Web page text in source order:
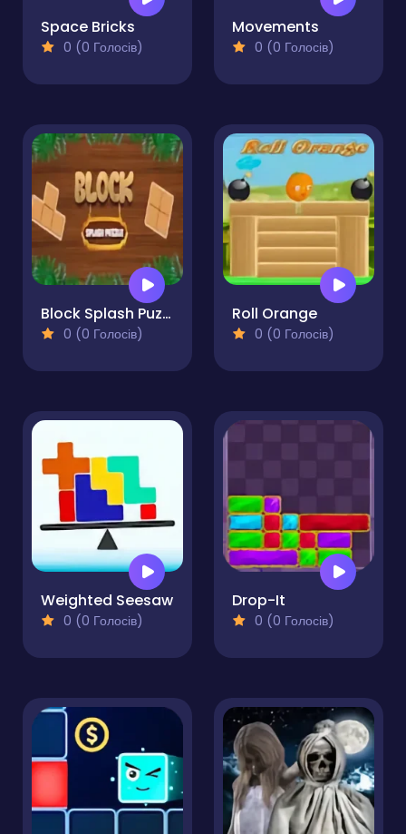
Space Bricks
0 (0 Голосів)
Movements
0 (0 Голосів)
Block Splash Puzzle
0 (0 Голосів)
Roll Orange
0 (0 Голосів)
Weighted Seesaw
0 (0 Голосів)
Drop-It
0 (0 Голосів)